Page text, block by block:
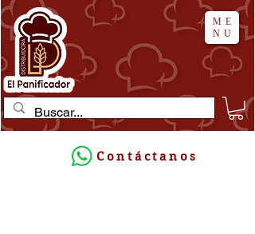
ME
NU
Contáctanos